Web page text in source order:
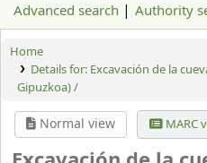
Advanced search Authority
Home
Details for: Excavación de la
Gipuzkoa) /
Normal view MARC